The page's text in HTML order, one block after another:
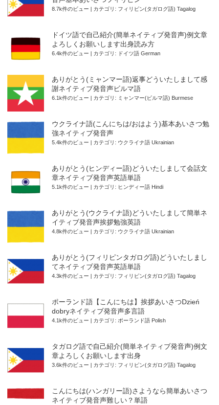
8.7k件のビュー カテゴリ: フィリピン(タガログ語) Tagalog
ドイツ語で自己紹介(簡単ネイティブ発音声)例文章
よろしくお願いします出身読み方
6.4k件のビュー カテゴリ: ドイツ語 German
ありがとう(ミャンマー語)返事どういたしまして感
謝ネイティブ発音声ビルマ語
6.1k件のビュー カテゴリ: ミャンマー(ビルマ語) Burmese
ウクライナ語(こんにちは/おはよう)基本あいさつ勉
強ネイティブ発音声
5.4k件のビュー カテゴリ: ウクライナ語 Ukrainian
ありがとう(ヒンディー語)どういたしまして会話文
章ネイティブ発音声英語単語
5.1k件のビュー カテゴリ: ヒンディー語 Hindi
ありがとう(ウクライナ語)どういたしまして簡単ネ
イティブ発音声挨拶勉強英語
4.8k件のビュー カテゴリ: ウクライナ語 Ukrainian
ありがとう(フィリピンタガログ語)どういたしまし
てネイティブ発音声英語単語
4.3k件のビュー カテゴリ: フィリピン(タガログ語) Tagalog
ポーランド語【こんにちは】挨拶あいさつDzień
dobryネイティブ発音声多言語
4.1k件のビュー カテゴリ: ポーランド語 Polish
タガログ語で自己紹介(簡単ネイティブ発音声)例文
章よろしくお願いします出身
3.6k件のビュー カテゴリ: フィリピン(タガログ語) Tagalog
こんにちは(ハンガリー語)さようなら簡単あいさつ
ネイティブ発音声難しい？単語